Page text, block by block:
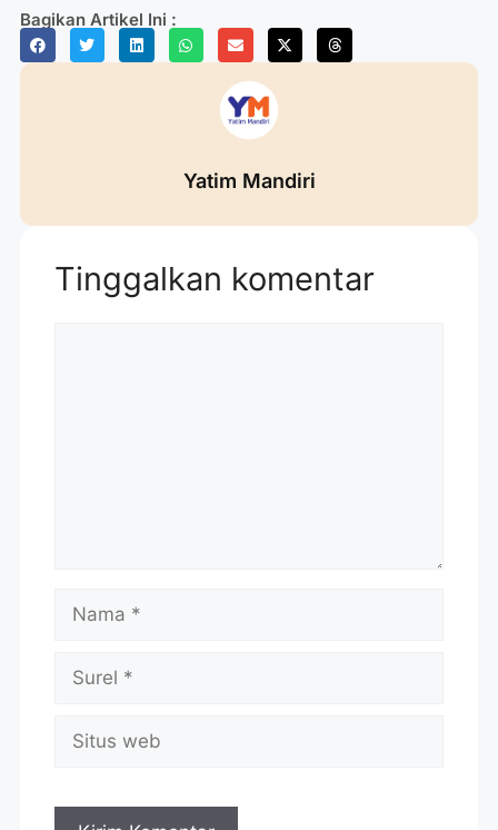
Bagikan Artikel Ini :
Yatim Mandiri
Tinggalkan komentar